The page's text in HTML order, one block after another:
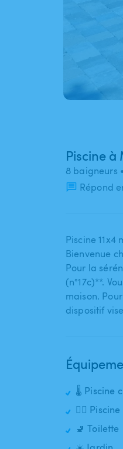
Piscine à
8 baigneurs
Répond
Piscine 11x4
Bienvenue
Pour la
(n°17c)**.
maison.
dispositif
🌡️ Piscine
🏊‍♂️
🚽 Toilette